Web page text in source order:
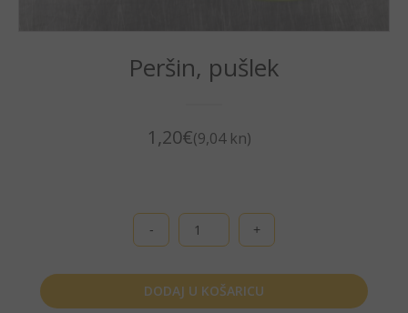
Peršin, pušlek
1,20€(9,04 kn)
pušlek
DODAJ U KOŠARICU